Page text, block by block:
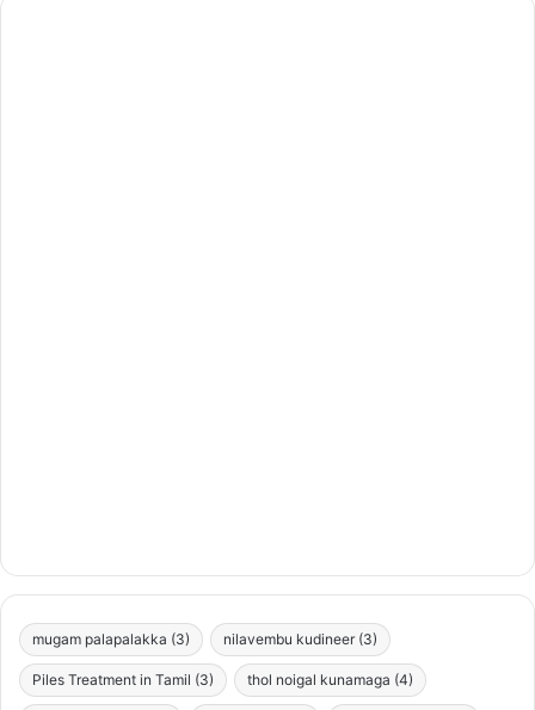
mugam palapalakka (3) nilavembu kudineer (3)
Piles Treatment in Tamil (3) thol noigal kunamaga (4)